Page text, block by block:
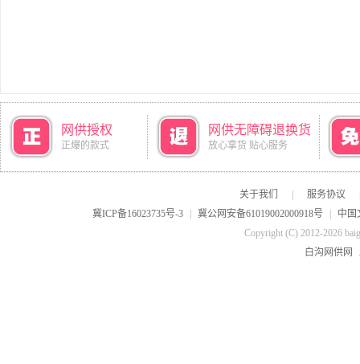
网供授权
正爆的款式
网供无障碍退换货
放心拿货 贴心服务
关于我们 服务协议
冀ICP备16023735号-3
冀公网安备61019002000918号
中国
Copyright (C) 2012-2026
白沟网供网